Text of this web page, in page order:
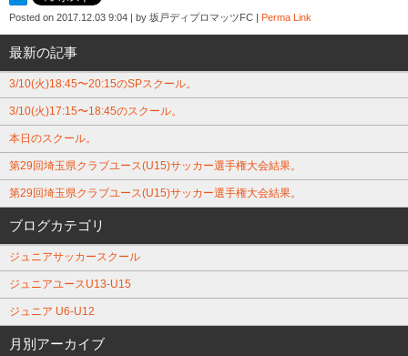
Posted on 2017.12.03 9:04 | by 坂戸ディプロマッツFC | Perma Link
最新の記事
3/10(火)18:45〜20:15のSPスクール。
3/10(火)17:15〜18:45のスクール。
本日のスクール。
第29回埼玉県クラブユース(U15)サッカー選手権大会結果。
第29回埼玉県クラブユース(U15)サッカー選手権大会結果。
ブログカテゴリ
ジュニアサッカースクール
ジュニアユースU13-U15
ジュニア U6-U12
月別アーカイブ